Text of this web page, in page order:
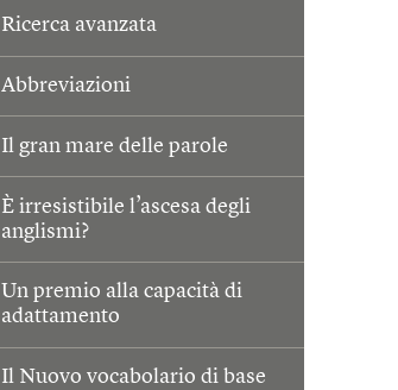
Ricerca avanzata
Abbreviazioni
Il gran mare delle parole
È irresistibile l’ascesa degli
anglismi?
Un premio alla capacità di
adattamento
Il Nuovo vocabolario di base